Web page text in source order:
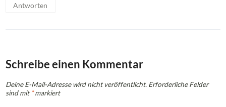
Antworten
Schreibe einen Kommentar
Deine E-Mail-Adresse wird nicht veröffentlicht. Erforderliche Felder
sind mit*markiert